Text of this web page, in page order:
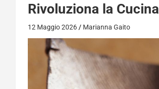
Rivoluziona la Cucina
12 Maggio 2026 Marianna Gaito